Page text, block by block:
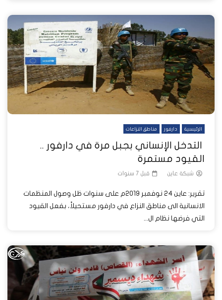
الرئيسية دارفور مناطق النزاعات
التدخل الإنساني بجبل مرة في دارفور ..
القيود مستمرة
شبكة عاين قبل 7 سنوات
تقرير: عاين 24 نوفمبر 2019م على سنوات ظل وصول المنظمات
الانسانية الى مناطق النزاع في دارفور مستحيلاً، بفعل القيود
التي فرضها نظام ال...